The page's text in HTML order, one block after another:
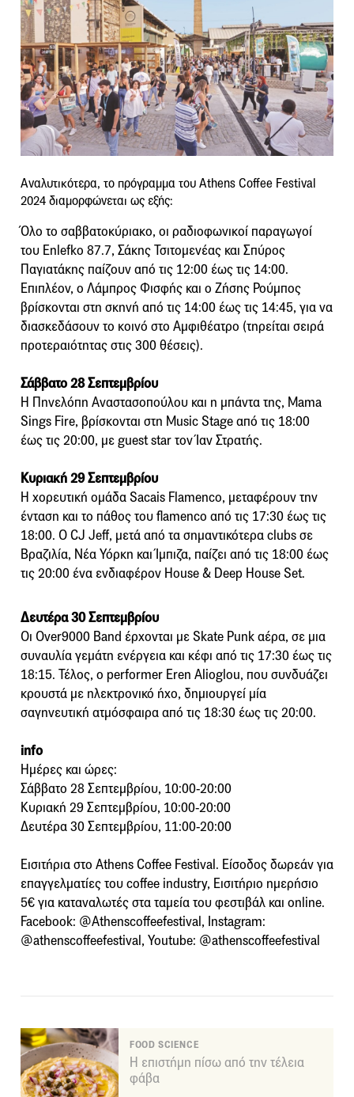
Αναλυτικότερα, το πρόγραμμα του Athens Coffee Festival
2024 διαμορφώνεται ως εξής:
Όλο το σαββατοκύριακο, οι ραδιοφωνικοί παραγωγοί
του Enlefko 87.7, Σάκης Τσιτομενέας και Σπύρος
Παγιατάκης παίζουν από τις 12:00 έως τις 14:00.
Επιπλέον, ο Λάμπρος Φισφής και ο Ζήσης Ρούμπος
βρίσκονται στη σκηνή από τις 14:00 έως τις 14:45, για να
διασκεδάσουν το κοινό στο Αμφιθέατρο (τηρείται σειρά
προτεραιότητας στις 300 θέσεις).
Σάββατο 28 Σεπτεμβρίου
Η Πηνελόπη Αναστασοπούλου και η μπάντα της, Mama
Sings Fire, βρίσκονται στη Μusic Stage από τις 18:00
έως τις 20:00, με guest star τον Ίαν Στρατής.
Κυριακή 29 Σεπτεμβρίου
Η χορευτική ομάδα Sacais Flamenco, μεταφέρουν την
ένταση και το πάθος του flamenco από τις 17:30 έως τις
18:00. Ο CJ Jeff, μετά από τα σημαντικότερα clubs σε
Βραζιλία, Νέα Υόρκη και Ίμπιζα, παίζει από τις 18:00 έως
τις 20:00 ένα ενδιαφέρον House & Deep House Set.
Δευτέρα 30 Σεπτεμβρίου
Οι Over9000 Band έρχονται με Skate Punk αέρα, σε μια
συναυλία γεμάτη ενέργεια και κέφι από τις 17:30 έως τις
18:15. Τέλος, ο performer Eren Alioglou, που συνδυάζει
κρουστά με ηλεκτρονικό ήχο, δημιουργεί μία
σαγηνευτική ατμόσφαιρα από τις 18:30 έως τις 20:00.
info
Ημέρες και ώρες:
Σάββατο 28 Σεπτεμβρίου, 10:00-20:00
Κυριακή 29 Σεπτεμβρίου, 10:00-20:00
Δευτέρα 30 Σεπτεμβρίου, 11:00-20:00
Εισιτήρια στο Athens Coffee Festival. Είσοδος δωρεάν για
επαγγελματίες του coffee industry, Εισιτήριο ημερήσιο
5€ για καταναλωτές στα ταμεία του φεστιβάλ και online.
Facebook: @Athenscoffeefestival, Instagram:
@athenscoffeefestival, Youtube: @athenscoffeefestival
FOOD SCIENCE
Η επιστήμη πίσω από την τέλεια
φάβα